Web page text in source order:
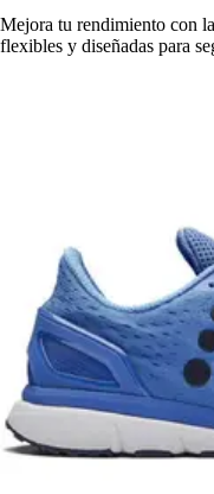
Mejora tu rendimiento con
flexibles y diseñadas para